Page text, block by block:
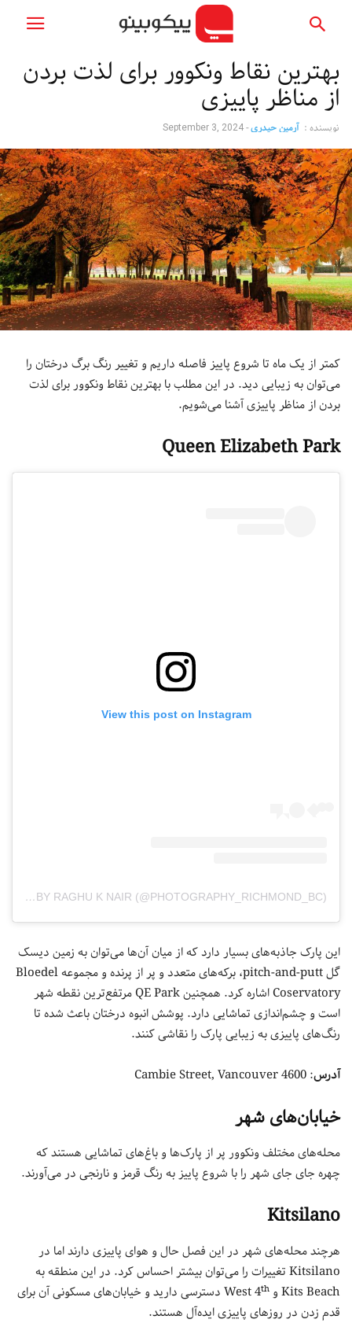
بهترین نقاط ونکوور برای لذت بردن
از مناظر پاییزی
نویسنده : آرمین حیدری-
September 3, 2024
کمتر از یک ماه تا شروع پاییز فاصله داریم و تغییر رنگ برگ درختان را
می‌توان به زیبایی دید. در این مطلب با بهترین نقاط ونکوور برای لذت
بردن از مناظر پاییزی آشنا می‌شویم.
Queen Elizabeth Park
View this post on Instagram
A POST SHARED BY RAGHU K NAIR (@PHOTOGRAPHY_RICHMOND_BC)
این پارک جاذبه‌های بسیار دارد که از میان آن‌ها می‌توان به زمین دیسک
گل pitch-and-putt، برکه‌های متعدد و پر از پرنده و مجموعه Bloedel
Coservatory اشاره کرد. همچنین QE Park مرتفع‌ترین نقطه شهر
است و چشم‌اندازی تماشایی دارد. پوشش انبوه درختان باعث شده تا
رنگ‌های پاییزی به زیبایی پارک را نقاشی کنند.
آدرس: 4600 Cambie Street, Vancouver
خیابان‌های شهر
محله‌های مختلف ونکوور پر از پارک‌ها و باغ‌های تماشایی هستند که
چهره جای جای شهر را با شروع پاییز به رنگ قرمز و نارنجی در می‌آورند.
Kitsilano
هرچند محله‌های شهر در این فصل حال و هوای پاییزی دارند اما در
Kitsilano تغییرات را می‌توان بیشتر احساس کرد. در این منطقه به
Kits Beach و West 4
th
دسترسی دارید و خیابان‌های مسکونی آن برای
قدم زدن در روزهای پاییزی ایده‌آل هستند.